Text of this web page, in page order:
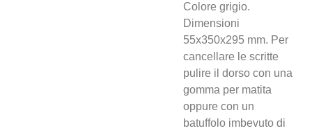
Colore grigio.
Dimensioni
55x350x295 mm. Per
cancellare le scritte
pulire il dorso con una
gomma per matita
oppure con un
batuffolo imbevuto di